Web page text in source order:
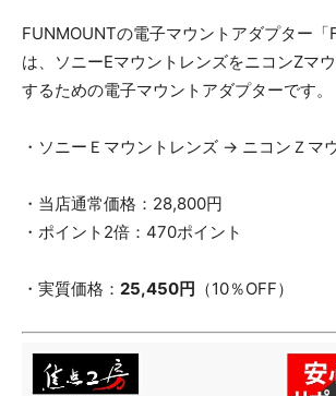
FUNMOUNTの電子マウントアダプター「
は、ソニーEマウントレンズをニコンZマ
するための電子マウントアダプターです。
・ソニーＥマウントレンズ → ニコンＺマ
・当店通常価格：28,800円
・ポイント2倍：470ポイント
・実質価格： 25,450円 （10％OFF）